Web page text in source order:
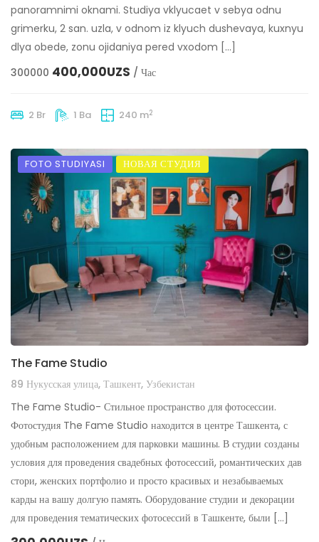
panoramnimi oknami. Studiya vklyucaet v sebya odnu
grimerku, 2 san. uzla, v odnom iz klyuch dushevaya, kuxnyu
dlya obede, zonu ojidaniya pered vxodom […]
300000 400,000UZS / Час
2 Br 1 Ba 240 m2
FOTO STUDIYASI НОВАЯ СТУДИЯ
The Fame Studio
89 Нукусская улица, Ташкент, Узбекистан
The Fame Studio- Стильное пространство для фотосессии.
Фотостудия The Fame Studio находится в центре Ташкента, с
удобным расположением для парковки машины. В студии созданы
условия для проведения свадебных фотосессий, романтических дав
стори, женских портфолио и просто красивых и незабываемых
карды на вашу долгую память. Оборудование студии и декорации
для проведения тематических фотосессий в Ташкенте, были […]